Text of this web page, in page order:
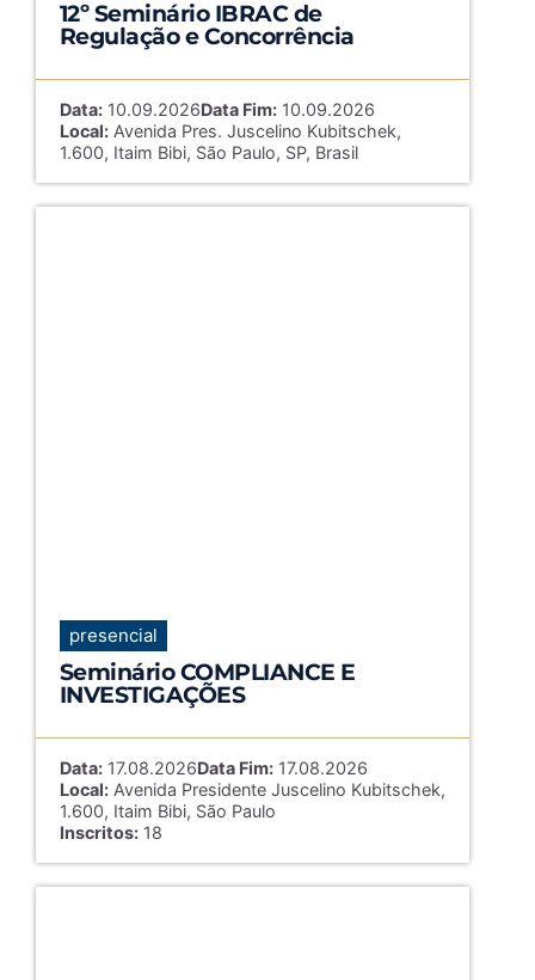
12º Seminário IBRAC de
Regulação e Concorrência
Data:10.09.2026Data Fim:10.09.2026
Local:Avenida Pres. Juscelino Kubitschek,
1.600, Itaim Bibi, São Paulo, SP, Brasil
presencial
Seminário COMPLIANCE E
INVESTIGAÇÕES
Data:17.08.2026Data Fim:17.08.2026
Local:Avenida Presidente Juscelino Kubitschek,
1.600, Itaim Bibi, São Paulo
Inscritos:18